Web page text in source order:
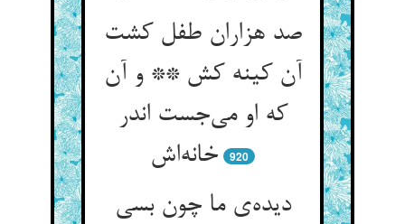
صد هزاران طفل کشت
آن کینه کش ** و آن
که او می‌‌جست اندر
920
دیده‌‌ی ما چون بسی